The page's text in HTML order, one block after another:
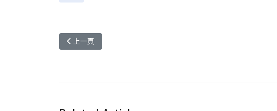
上一篇文章: 德國特里爾應用科技大學拜訪元智 推動臺德學術交流 簽
上一頁